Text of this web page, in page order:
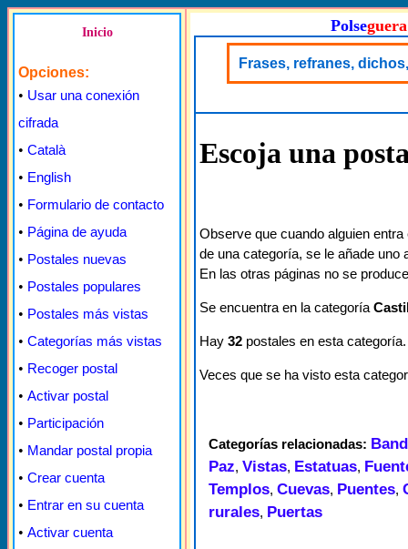
Inicio
Opciones:
• Usar una conexión
cifrada
• Català
• English
• Formulario de contacto
• Página de ayuda
• Postales nuevas
• Postales populares
• Postales más vistas
• Categorías más vistas
• Recoger postal
• Activar postal
• Participación
• Mandar postal propia
• Crear cuenta
• Entrar en su cuenta
• Activar cuenta
Polseguera
Frases, refranes,
Escoja una
Observe que cuando alguien
de una categoría, se le añade uno
En las otras páginas no se
Se encuentra en la categoría
Hay 32 postales en esta categoría.
Veces que se ha visto esta
Categorías relacionadas:
Paz, Vistas, Estatuas,
Templos, Cuevas, Puentes,
rurales, Puertas